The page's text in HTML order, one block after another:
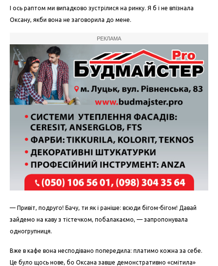
І ось раптом ми випадково зустрілися на ринку. Я б і не впізнала
Оксану, якби вона не заговорила до мене.
РЕКЛАМА
— Привіт, подруго! Бачу, ти як і раніше: всюди бігом-бігом! Давай
зайдемо на каву з тістечком, побалакаємо, — запропонувала
одногрупниця.
Вже в кафе вона несподівано попередила: платимо кожна за себе.
Це було щось нове, бо Оксана завше демонстративно «смітила»